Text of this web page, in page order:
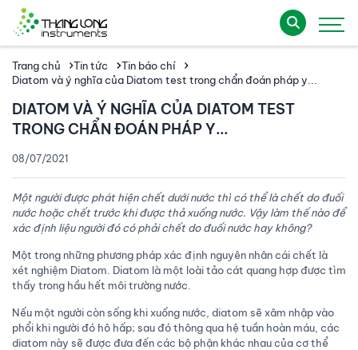
Trang chủ Tin tức
Tin báo chí
Diatom và ý nghĩa của Diatom test trong chẩn đoán pháp y...
DIATOM VÀ Ý NGHĨA CỦA DIATOM TEST
TRONG CHẨN ĐOÁN PHÁP Y...
08/07/2021
Một người được phát hiện chết dưới nước thì có thể là chết do đuối
nước hoặc chết trước khi được thả xuống nước. Vậy làm thế nào để
xác định liệu người đó có phải chết do đuối nước hay không?
Một trong những phương pháp xác định nguyên nhân cái chết là
xét nghiệm Diatom. Diatom là một loài tảo cát quang hợp được tìm
thấy trong hầu hết môi trường nước.
Nếu một người còn sống khi xuống nước, diatom sẽ xâm nhập vào
phổi khi người đó hô hấp; sau đó thông qua hệ tuần hoàn máu, các
diatom này sẽ được đưa đến các bộ phận khác nhau của cơ thể